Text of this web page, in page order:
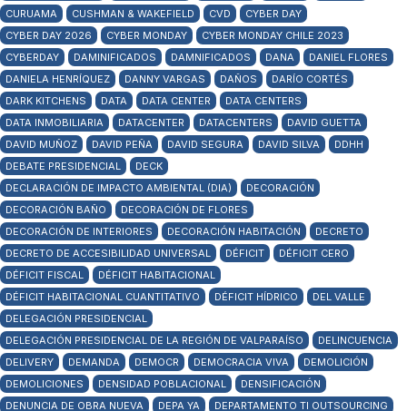
CURUAMA
CUSHMAN & WAKEFIELD CVD
CYBER DAY
CYBER DAY 2026
CYBER MONDAY
CYBER MONDAY CHILE 2023
CYBERDAY
DAMINIFICADOS DAMNIFICADOS DANA
DANIEL FLORES
DANIELA HENRÍQUEZ
DANNY VARGAS DAÑOS
DARÍO CORTÉS
DARK KITCHENS
DATA DATA CENTER
DATA CENTERS
DATA INMOBILIARIA
DATACENTER DATACENTERS
DAVID GUETTA
DAVID MUÑOZ
DAVID PEÑA DAVID SEGURA DAVID SILVA
DDHH
DEBATE PRESIDENCIAL
DECK
DECLARACIÓN DE IMPACTO AMBIENTAL (DIA)
DECORACIÓN
DECORACIÓN BAÑO
DECORACIÓN DE FLORES
DECORACIÓN DE INTERIORES
DECORACIÓN HABITACIÓN
DECRETO
DECRETO DE ACCESIBILIDAD UNIVERSAL
DÉFICIT
DÉFICIT CERO
DÉFICIT FISCAL
DÉFICIT HABITACIONAL
DÉFICIT HABITACIONAL CUANTITATIVO
DÉFICIT HÍDRICO
DEL VALLE
DELEGACIÓN PRESIDENCIAL
DELEGACIÓN PRESIDENCIAL DE LA REGIÓN DE VALPARAÍSO
DELINCUENCIA
DELIVERY
DEMANDA DEMOCR DEMOCRACIA VIVA
DEMOLICIÓN
DEMOLICIONES
DENSIDAD POBLACIONAL
DENSIFICACIÓN
DENUNCIA DE OBRA NUEVA
DEPA YA
DEPARTAMENTO TI OUTSOURCING